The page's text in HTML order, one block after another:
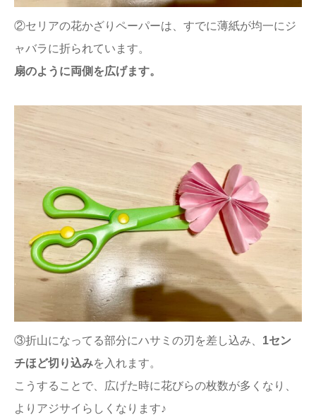
②セリアの花かざりペーパーは、すでに薄紙が均一にジ
ャバラに折られています。
扇のように両側を広げます。
③折山になってる部分にハサミの刃を差し込み、 1セン
チほど切り込みを入れます。
こうすることで、広げた時に花びらの枚数が多くなり、
よりアジサイらしくなります♪